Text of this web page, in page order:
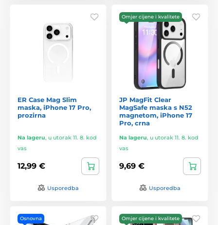
ER Case Mag Slim
maska, iPhone 17 Pro,
prozirna
Na lageru, u utorak 11. 8. kod
vas
12,99 €
Usporedba
Omjer cijene i kvalitete
JP MagFit Clear
MagSafe maska s N52
magnetom, iPhone 17
Pro, crna
Na lageru, u utorak 11. 8. kod
vas
9,69 €
Usporedba
Osnovna Omjer cijene i kvalitete